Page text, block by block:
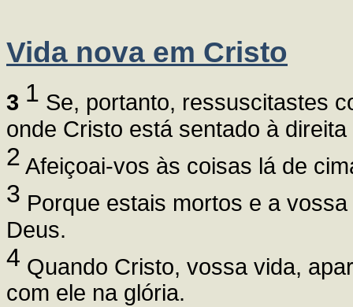
Vida nova em Cristo
3 1 Se, portanto, ressuscitastes
onde Cristo está sentado à
2 Afeiçoai-vos às coisas lá de
3 Porque estais mortos e a
Deus.
4 Quando Cristo, vossa vida,
com ele na glória.